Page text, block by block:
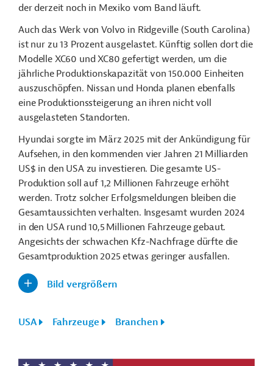
der derzeit noch in Mexiko vom Band läuft.
Auch das Werk von Volvo in Ridgeville (South Carolina)
ist nur zu 13 Prozent ausgelastet. Künftig sollen dort die
Modelle XC60 und XC80 gefertigt werden, um die
jährliche Produktionskapazität von 150.000 Einheiten
auszuschöpfen. Nissan und Honda planen ebenfalls
eine Produktionssteigerung an ihren nicht voll
ausgelasteten Standorten.
Hyundai sorgte im März 2025 mit der Ankündigung für
Aufsehen, in den kommenden vier Jahren 21 Milliarden
US$ in den USA zu investieren. Die gesamte US-
Produktion soll auf 1,2 Millionen Fahrzeuge erhöht
werden. Trotz solcher Erfolgsmeldungen bleiben die
Gesamtaussichten verhalten. Insgesamt wurden 2024
in den USA rund 10,5 Millionen Fahrzeuge gebaut.
Angesichts der schwachen Kfz-Nachfrage dürfte die
Gesamtproduktion 2025 etwas geringer ausfallen.
Bild vergrößern
USA Fahrzeuge Branchen